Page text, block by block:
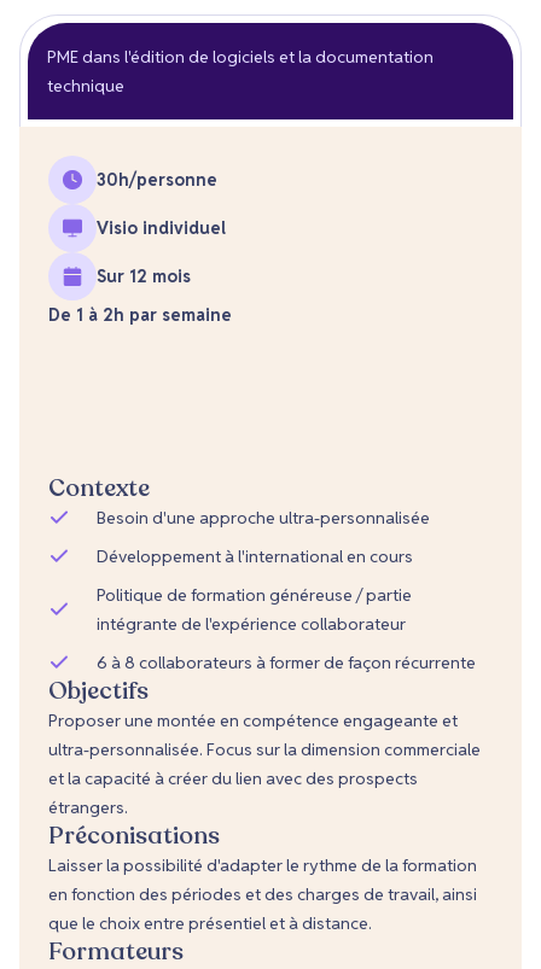
PME dans l'édition de logiciels et la documentation
technique
30h/personne
Visio individuel
Sur 12 mois
De 1 à 2h par semaine
Contexte
Besoin d'une approche ultra-personnalisée
Développement à l'international en cours
Politique de formation généreuse / partie
intégrante de l'expérience collaborateur
6 à 8 collaborateurs à former de façon récurrente
Objectifs
Proposer une montée en compétence engageante et
ultra-personnalisée. Focus sur la dimension commerciale
et la capacité à créer du lien avec des prospects
étrangers.
Préconisations
Laisser la possibilité d'adapter le rythme de la formation
en fonction des périodes et des charges de travail, ainsi
que le choix entre présentiel et à distance.
Formateurs